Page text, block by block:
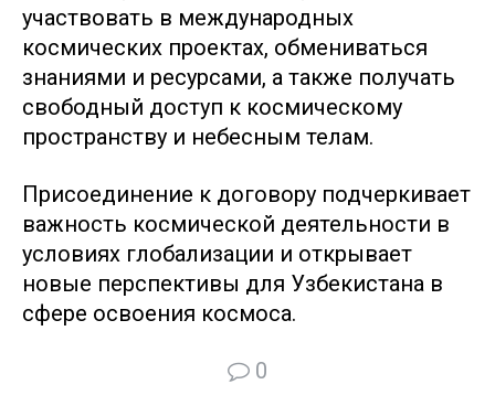
участвовать в международных
космических проектах, обмениваться
знаниями и ресурсами, а также получать
свободный доступ к космическому
пространству и небесным телам.
Присоединение к договору подчеркивает
важность космической деятельности в
условиях глобализации и открывает
новые перспективы для Узбекистана в
сфере освоения космоса.
0